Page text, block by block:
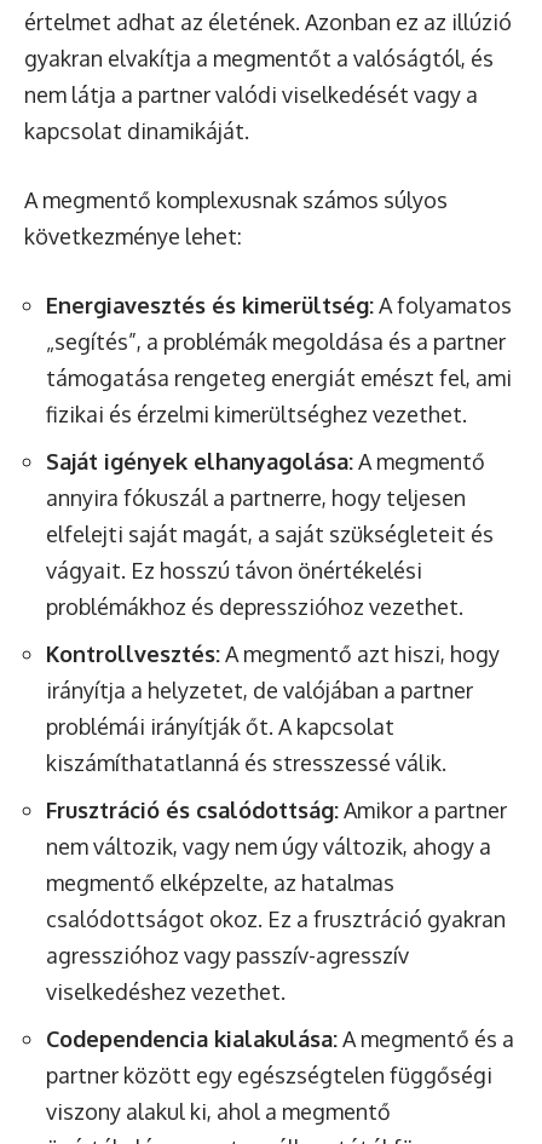
értelmet adhat az életének. Azonban ez az illúzió
gyakran elvakítja a megmentőt a valóságtól, és
nem látja a partner valódi viselkedését vagy a
kapcsolat dinamikáját.
A megmentő komplexusnak számos súlyos
következménye lehet:
Energiavesztés és kimerültség:A folyamatos
„segítés”, a problémák megoldása és a partner
támogatása rengeteg energiát emészt fel, ami
fizikai és érzelmi kimerültséghez vezethet.
Saját igények elhanyagolása:A megmentő
annyira fókuszál a partnerre, hogy teljesen
elfelejti saját magát, a saját szükségleteit és
vágyait. Ez hosszú távon önértékelési
problémákhoz és depresszióhoz vezethet.
Kontrollvesztés:A megmentő azt hiszi, hogy
irányítja a helyzetet, de valójában a partner
problémái irányítják őt. A kapcsolat
kiszámíthatatlanná és stresszessé válik.
Frusztráció és csalódottság:Amikor a partner
nem változik, vagy nem úgy változik, ahogy a
megmentő elképzelte, az hatalmas
csalódottságot okoz. Ez a frusztráció gyakran
agresszióhoz vagy passzív-agresszív
viselkedéshez vezethet.
Codependencia kialakulása:A megmentő és a
partner között egy egészségtelen függőségi
viszony alakul ki, ahol a megmentő